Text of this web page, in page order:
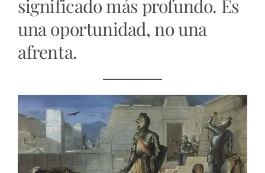
significado más profundo. Es
una oportunidad, no una
afrenta.